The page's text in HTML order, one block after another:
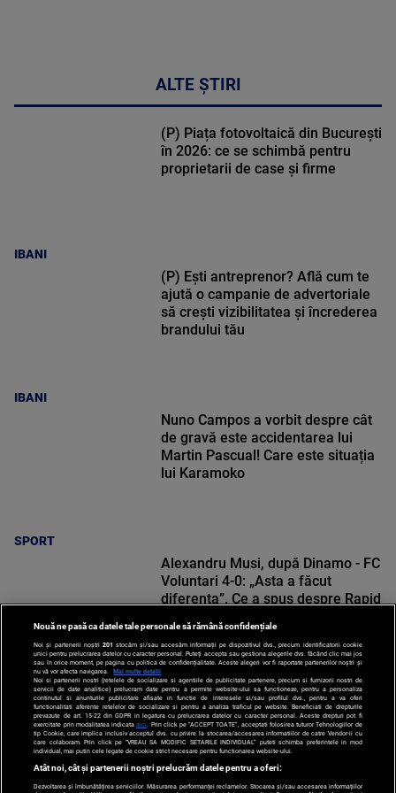
ALTE ȘTIRI
IBANI
(P) Piața fotovoltaică din București
în 2026: ce se schimbă pentru
proprietarii de case și firme
IBANI
(P) Ești antreprenor? Află cum te
ajută o campanie de advertoriale
să crești vizibilitatea și încrederea
brandului tău
SPORT
Nuno Campos a vorbit despre cât
de gravă este accidentarea lui
Martin Pascual! Care este situația
lui Karamoko
SPORT
Alexandru Musi, după Dinamo - FC
Voluntari 4-0: „Asta a făcut
diferența”. Ce a spus despre Rapid
Nouă ne pasă ca datele tale personale să rămână confidențiale
Noi și partenerii noștri 201 stocăm și/sau accesăm informații pe dispozitivul dvs., precum identificatorii cookie
unici pentru prelucrarea datelor cu caracter personal. Puteți accepta sau gestiona alegerile dvs. făcând clic mai jos
sau în orice moment, pe pagina cu politica de confidențialitate. Aceste alegeri vor fi raportate partenerilor noștri și
nu vă vor afecta navigarea.
Mai multe detalii
Noi si partenerii nostri (retelele de socializare si agentiile de publicitate partenere, precum si furnizorii nostri de
servicii de date analitice) prelucram date pentru a permite website-ului sa functioneze, pentru a personaliza
continutul si anunturile publicitare afisate in functie de interesele si/sau profilul dvs., pentru a va oferi
functionalitati aferente retelelor de socializare si pentru a analiza traficul pe website. Beneficiati de drepturile
prevazute de art. 15-22 din GDPR in legatura cu prelucrarea datelor cu caracter personal. Aceste drepturi pot fi
exercitate prin modalitatea indicataaici . Prin click pe “ACCEPT TOATE”, acceptati folosirea tuturor Tehnologiilor de
tip Cookie, care implica inclusiv acceptul dvs. cu privire la stocarea/accesarea informatiilor de catre Vendor-ii cu
care colaboram. Prin click pe “VREAU SA MODIFIC SETARILE INDIVIDUAL” puteti schimba preferintele in mod
individual, mai putin cele legate de cookie strict necesare pentru functionarea website-ului.
Atât noi, cât și partenerii noștri prelucrăm datele pentru a oferi:
Dezvoltarea și îmbunătățirea serviciilor. Măsurarea performanței reclamelor. Stocarea și/sau accesarea informațiilor